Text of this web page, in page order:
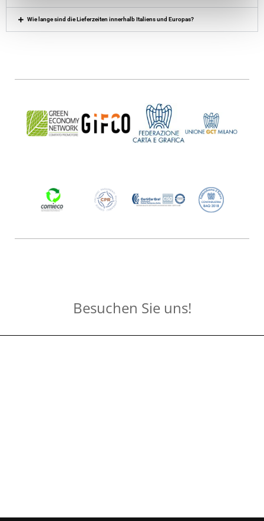
Wie lange sind die Lieferzeiten innerhalb Italiens und Europas?
Besuchen Sie uns!